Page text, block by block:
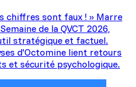
chiffres sont faux ! » Marre
de la QVCT 2026,
stratégique et factuel.
d'Octomine lient retours
et sécurité psychologique.